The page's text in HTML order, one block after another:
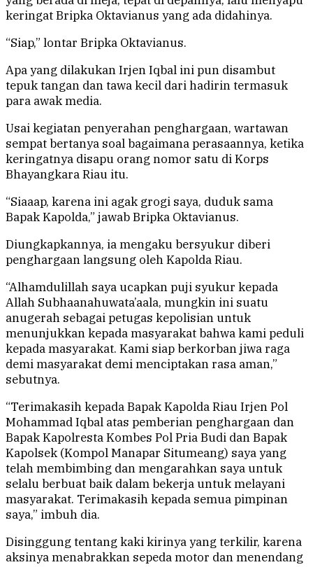
keringat Bripka Oktavianus yang ada didahinya.
“Siap,” lontar Bripka Oktavianus.
Apa yang dilakukan Irjen Iqbal ini pun disambut
tepuk tangan dan tawa kecil dari hadirin termasuk
para awak media.
Usai kegiatan penyerahan penghargaan, wartawan
sempat bertanya soal bagaimana perasaannya, ketika
keringatnya disapu orang nomor satu di Korps
Bhayangkara Riau itu.
“Siaaap, karena ini agak grogi saya, duduk sama
Bapak Kapolda,” jawab Bripka Oktavianus.
Diungkapkannya, ia mengaku bersyukur diberi
penghargaan langsung oleh Kapolda Riau.
“Alhamdulillah saya ucapkan puji syukur kepada
Allah Subhaanahuwata’aala, mungkin ini suatu
anugerah sebagai petugas kepolisian untuk
menunjukkan kepada masyarakat bahwa kami peduli
kepada masyarakat. Kami siap berkorban jiwa raga
demi masyarakat demi menciptakan rasa aman,”
sebutnya.
“Terimakasih kepada Bapak Kapolda Riau Irjen Pol
Mohammad Iqbal atas pemberian penghargaan dan
Bapak Kapolresta Kombes Pol Pria Budi dan Bapak
Kapolsek (Kompol Manapar Situmeang) saya yang
telah membimbing dan mengarahkan saya untuk
selalu berbuat baik dalam bekerja untuk melayani
masyarakat. Terimakasih kepada semua pimpinan
saya,” imbuh dia.
Disinggung tentang kaki kirinya yang terkilir, karena
aksinya menabrakkan sepeda motor dan menendang